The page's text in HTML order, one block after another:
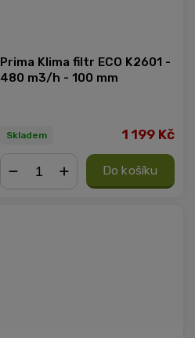
Prima Klima filtr ECO K2601 -
480 m3/h - 100 mm
Skladem 1 199 Kč
Do košíku